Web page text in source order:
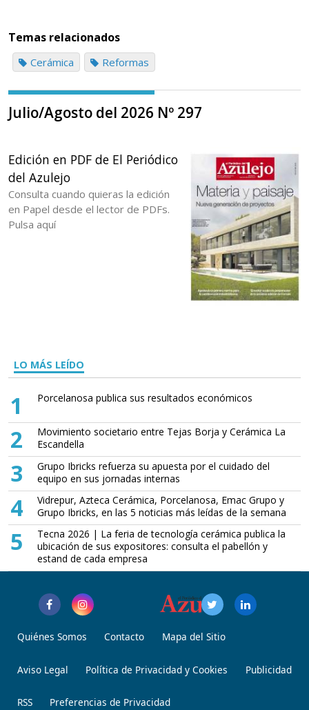
Temas relacionados
Cerámica Reformas
Julio/Agosto del 2026 Nº 297
Edición en PDF de El Periódico
del Azulejo
Consulta cuando quieras la edición
en Papel desde el lector de PDFs.
Pulsa aquí
LO MÁS LEÍDO
1 Porcelanosa publica sus resultados económicos
2
Movimiento societario entre Tejas Borja y Cerámica La
Escandella
3
Grupo Ibricks refuerza su apuesta por el cuidado del
equipo en sus jornadas internas
4
Vidrepur, Azteca Cerámica, Porcelanosa, Emac Grupo y
Grupo Ibricks, en las 5 noticias más leídas de la semana
5
Tecna 2026 | La feria de tecnología cerámica publica la
ubicación de sus expositores: consulta el pabellón y
estand de cada empresa
Quiénes Somos Contacto Mapa del Sitio
Aviso Legal Política de Privacidad y Cookies Publicidad
RSS Preferencias de Privacidad